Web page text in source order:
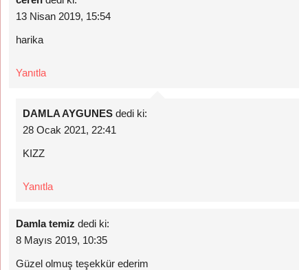
13 Nisan 2019, 15:54
harika
Yanıtla
DAMLA AYGUNES dedi ki:
28 Ocak 2021, 22:41
KIZZ
Yanıtla
Damla temiz dedi ki:
8 Mayıs 2019, 10:35
Güzel olmuş teşekkür ederim